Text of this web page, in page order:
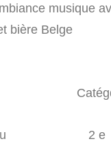
musique
bière Belge